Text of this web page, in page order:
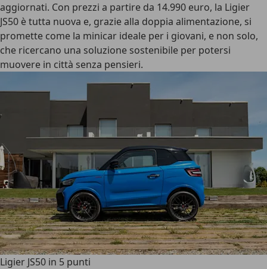
aggiornati. Con prezzi a partire da 14.990 euro, la Ligier
JS50 è tutta nuova e, grazie alla doppia alimentazione, si
promette come la minicar ideale per i giovani, e non solo,
che ricercano una soluzione sostenibile per potersi
muovere in città senza pensieri.
Ligier JS50 in 5 punti